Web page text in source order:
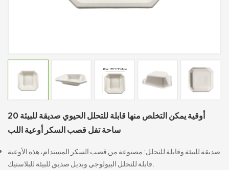
20 أوقية يمكن التخلص منها قابلة للتحلل الحيوي صديقة للبيئة
ساحة تفل قصب السكر أوعية اللب
صديقة للبيئة وقابلة للتحلل: مصنوعة من قصب السكر المستدام، هذه الأوعية